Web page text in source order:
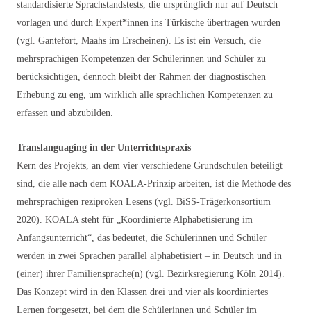
standardisierte Sprachstandstests, die ursprünglich nur auf Deutsch
vorlagen und durch Expert*innen ins Türkische übertragen wurden
(vgl. Gantefort, Maahs im Erscheinen). Es ist ein Versuch, die
mehrsprachigen Kompetenzen der Schülerinnen und Schüler zu
berücksichtigen, dennoch bleibt der Rahmen der diagnostischen
Erhebung zu eng, um wirklich alle sprachlichen Kompetenzen zu
erfassen und abzubilden.
Translanguaging in der Unterrichtspraxis
Kern des Projekts, an dem vier verschiedene Grundschulen beteiligt
sind, die alle nach dem KOALA-Prinzip arbeiten, ist die Methode des
mehrsprachigen reziproken Lesens (vgl. BiSS-Trägerkonsortium
2020). KOALA steht für „Koordinierte Alphabetisierung im
Anfangsunterricht“, das bedeutet, die Schülerinnen und Schüler
werden in zwei Sprachen parallel alphabetisiert – in Deutsch und in
(einer) ihrer Familiensprache(n) (vgl. Bezirksregierung Köln 2014).
Das Konzept wird in den Klassen drei und vier als koordiniertes
Lernen fortgesetzt, bei dem die Schülerinnen und Schüler im